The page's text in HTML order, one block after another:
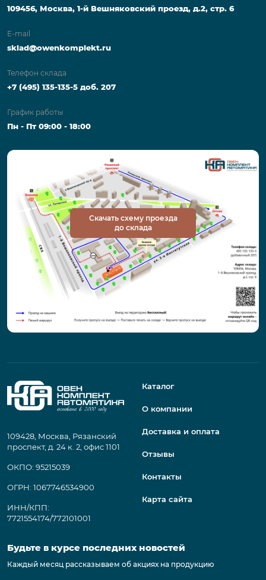
109456, Москва, 1-й Вешняковский проезд, д.2, стр. 6
E-mail
sklad@owenkomplekt.ru
Телефон склада
+7 (495) 135-135-5 доб. 207
График работы
Пн - Пт 09:00 - 18:00
Скачать схему проезда
до склада
109428, Москва, Рязанский
проспект, д. 24 к. 2, офис 1101
ОКПО: 95215039
ОГРН: 1067746534900
ИНН/КПП:
7721554174/772101001
Каталог
О компании
Доставка и оплата
Отзывы
Контакты
Карта сайта
Будьте в курсе последних новостей
Каждый месяц рассказываем об акциях на продукцию